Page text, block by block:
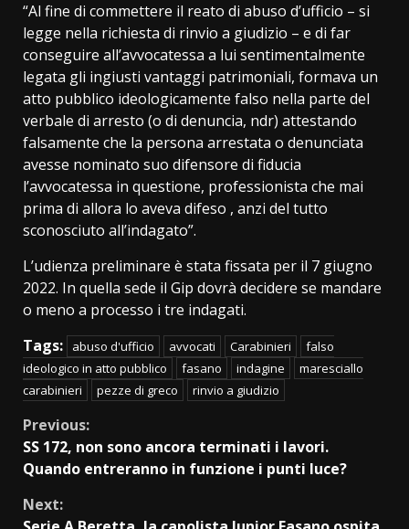
“Al fine di commettere il reato di abuso d’ufficio – si
legge nella richiesta di rinvio a giudizio – e di far
conseguire all’avvocatessa a lui sentimentalmente
legata gli ingiusti vantaggi patrimoniali, formava un
atto pubblico ideologicamente falso nella parte del
verbale di arresto (o di denuncia, ndr) attestando
falsamente che la persona arrestata o denunciata
avesse nominato suo difensore di fiducia
l’avvocatessa in questione, professionista che mai
prima di allora lo aveva difeso , anzi del tutto
sconosciuto all’indagato”.
L’udienza preliminare è stata fissata per il 7 giugno
2022. In quella sede il Gip dovrà decidere se mandare
o meno a processo i tre indagati.
Tags:
abuso d'ufficio avvocati Carabinieri
falso
ideologico in atto pubblico
fasano indagine
maresciallo
carabinieri
pezze di greco rinvio a giudizio
Continue
Reading
Previous:
SS 172, non sono ancora terminati i lavori.
Quando entreranno in funzione i punti luce?
Next: